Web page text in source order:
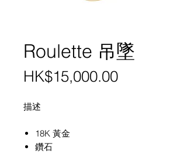
Roulette 吊墜
HK$15,000.00價
描述
18K 黃金
鑽石